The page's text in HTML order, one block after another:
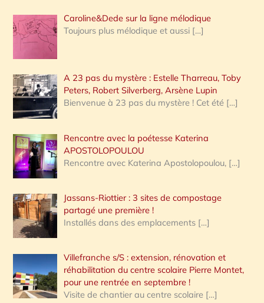
Caroline&Dede sur la ligne mélodique
Toujours plus mélodique et aussi […]
A 23 pas du mystère : Estelle Tharreau, Toby
Peters, Robert Silverberg, Arsène Lupin
Bienvenue à 23 pas du mystère ! Cet été […]
Rencontre avec la poétesse Katerina
APOSTOLOPOULOU
Rencontre avec Katerina Apostolopoulou, […]
Jassans-Riottier : 3 sites de compostage
partagé une première !
Installés dans des emplacements […]
Villefranche s/S : extension, rénovation et
réhabilitation du centre scolaire Pierre Montet,
pour une rentrée en septembre !
Visite de chantier au centre scolaire […]